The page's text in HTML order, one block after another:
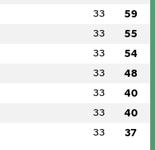
33 59
33 55
33 54
33 48
33 40
33 40
33 37